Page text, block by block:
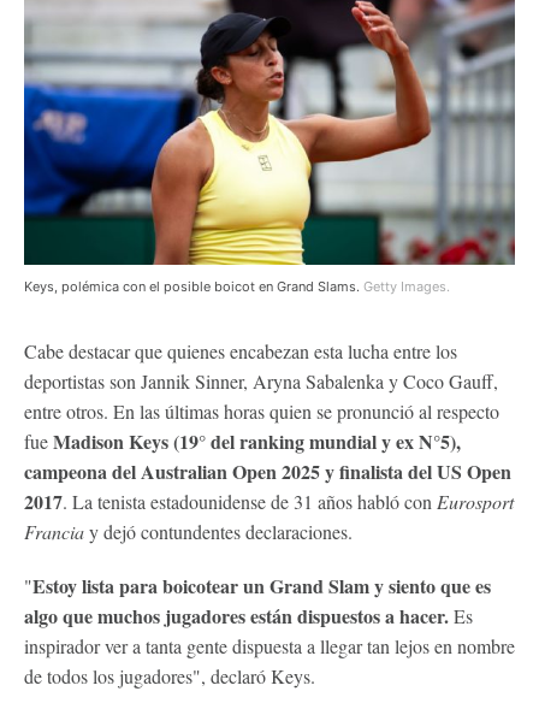
Keys, polémica con el posible boicot en Grand Slams. Getty Images.
Cabe destacar que quienes encabezan esta lucha entre los
deportistas son Jannik Sinner, Aryna Sabalenka y Coco Gauff,
entre otros. En las últimas horas quien se pronunció al respecto
fueMadison Keys (19° del ranking mundial y ex N°5),
campeona del Australian Open 2025 y finalista del US Open
2017. La tenista estadounidense de 31 años habló con Eurosport
Franciay dejó contundentes declaraciones.
"Estoy lista para boicotear un Grand Slam y siento que es
algo que muchos jugadores están dispuestos a hacer.Es
inspirador ver a tanta gente dispuesta a llegar tan lejos en nombre
de todos los jugadores", declaró Keys.